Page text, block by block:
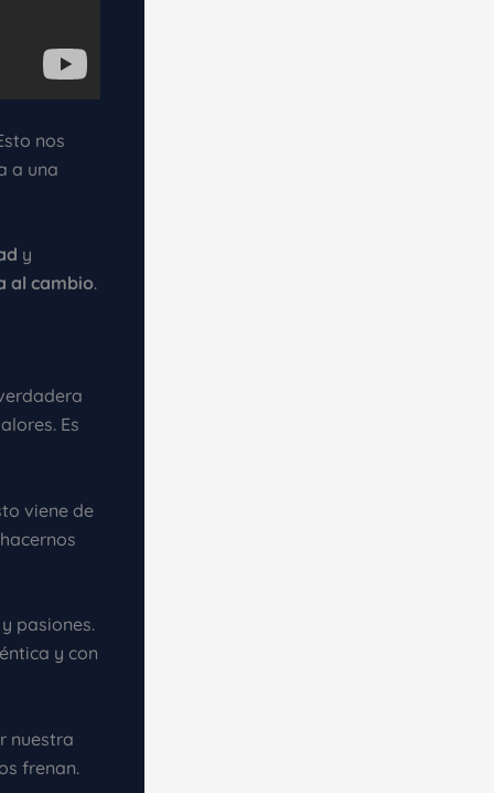
nos
a una
y
al cambio.
Es
viene de
pasiones.
y con
nuestra
frenan.